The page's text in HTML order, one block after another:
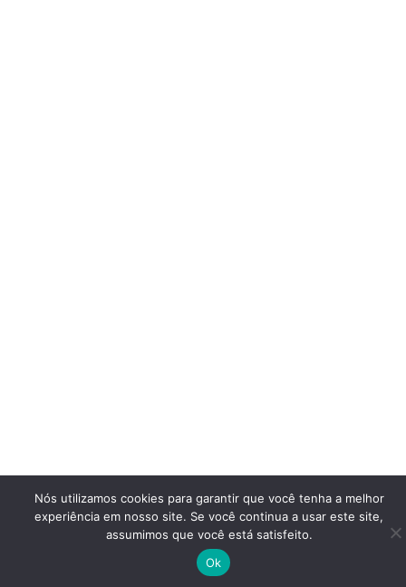
Nós utilizamos cookies para garantir que você tenha a melhor
experiência em nosso site. Se você continua a usar este site,
assumimos que você está satisfeito.
Ok